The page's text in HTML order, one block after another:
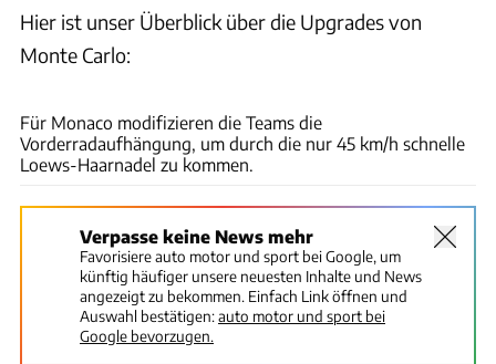
Hier ist unser Überblick über die Upgrades von
Monte Carlo:
Für Monaco modifizieren die Teams die
Vorderradaufhängung, um durch die nur 45 km/h schnelle
Loews-Haarnadel zu kommen.
Verpasse keine News mehr
Favorisiere auto motor und sport bei Google, um
künftig häufiger unsere neuesten Inhalte und News
angezeigt zu bekommen. Einfach Link öffnen und
Auswahl bestätigen:auto motor und sport bei
Google bevorzugen.